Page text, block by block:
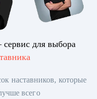
для выбора
наставников, которые
всего